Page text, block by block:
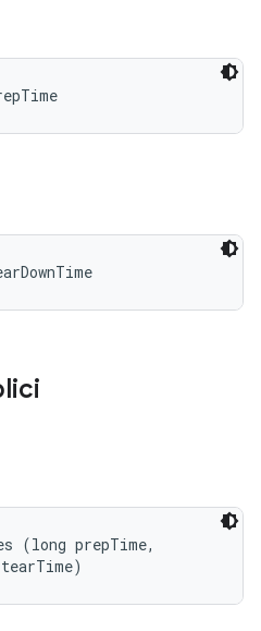
(long prepTime,